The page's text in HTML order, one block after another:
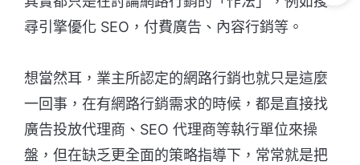
尋引擎優化 SEO，付費廣告、內容行銷等。
想當然耳，業主所認定的網路行銷也就只是這麼
一回事，在有網路行銷需求的時候，都是直接找
廣告投放代理商、SEO 代理商等執行單位來操
盤，但在缺乏更全面的策略指導下，常常就是把